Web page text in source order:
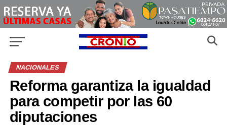
NACIONALES
Reforma garantiza la igualdad
para competir por las 60
diputaciones